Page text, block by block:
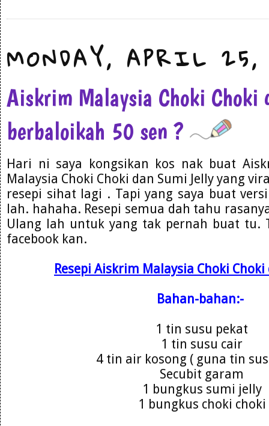
MONDAY, APRIL 25,
Aiskrim Malaysia Choki Choki
berbaloikah 50 sen ?
Hari ni saya kongsikan kos nak buat
Malaysia Choki Choki dan Sumi Jelly yang
resepi sihat lagi . Tapi yang saya buat
lah. hahaha. Resepi semua dah tahu
Ulang lah untuk yang tak pernah buat tu.
facebook kan.
Resepi Aiskrim Malaysia Choki Choki
Bahan-bahan:-
1 tin susu pekat
1 tin susu cair
4 tin air kosong ( guna tin
Secubit garam
1 bungkus sumi jelly
1 bungkus choki choki